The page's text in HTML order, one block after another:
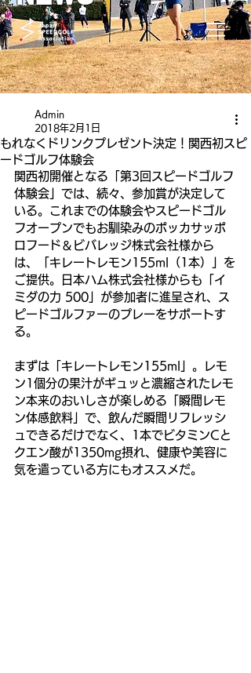
もれなくドリンクプレゼント決定！関西初スピ
ードゴルフ体験会
Admin
2018年2月1日
関西初開催となる「第3回スピードゴルフ
体験会」では、続々、参加賞が決定して
いる。これまでの体験会やスピードゴル
フオープンでもお馴染みのポッカサッポ
ロフード＆ビバレッジ株式会社様から
は、「キレートレモン155ml（1本）」を
ご提供。日本ハム株式会社様からも「イ
ミダの力 500」が参加者に進呈され、ス
ピードゴルファーのプレーをサポートす
る。
まずは「キレートレモン155ml」。レモ
ン1個分の果汁がギュッと濃縮されたレモ
ン本来のおいしさが楽しめる「瞬間レモ
ン体感飲料」で、飲んだ瞬間リフレッシ
ュできるだけでなく、1本でビタミンCと
クエン酸が1350mg摂れ、健康や美容に
気を遣っている方にもオススメだ。